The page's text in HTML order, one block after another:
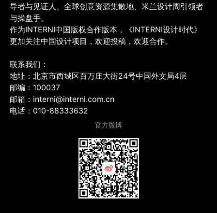
导者与见证人、全球创意资源集散地、米兰设计周引领者
与操盘手。
作为INTERNI中国版权合作版本，《INTERNI设计时代》
更加关注中国设计项目，欢迎投稿，欢迎合作。
联系我们：
地址：北京市西城区百万庄大街24号中国外文局4层
邮编：100037
邮箱：interni@interni.com.cn
电话：010-88333632
官方微博